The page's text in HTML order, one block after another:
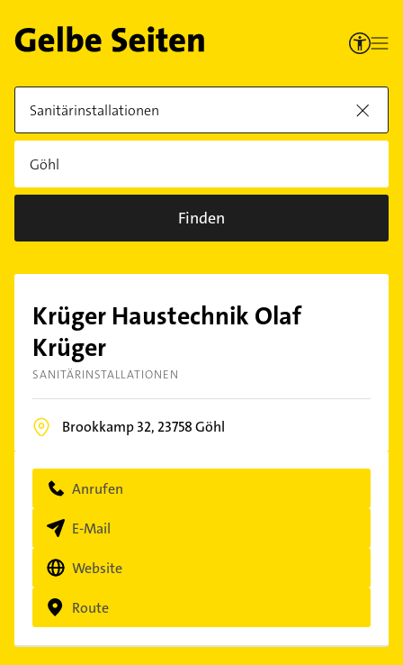
Finden
Krüger Haustechnik Olaf
Krüger
SANITÄRINSTALLATIONEN
Brookkamp 32, 23758Göhl
Anrufen
E-Mail
Website
Route